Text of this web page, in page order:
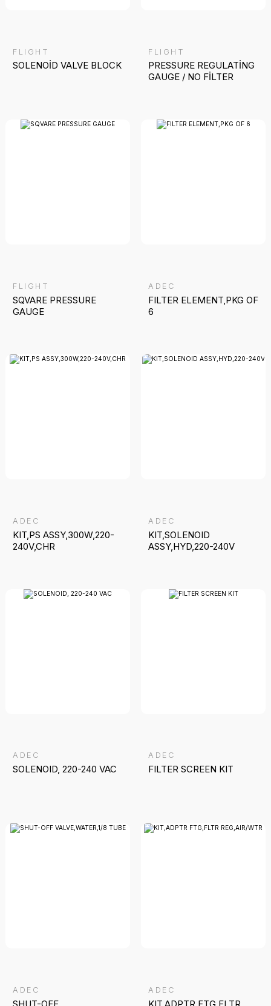
FLIGHT
SOLENOİD VALVE BLOCK
FLIGHT
PRESSURE REGULATİNG
GAUGE / NO FİLTER
FLIGHT
SQVARE PRESSURE
GAUGE
ADEC
FILTER ELEMENT,PKG OF
6
ADEC
KIT,PS ASSY,300W,220-
240V,CHR
ADEC
KIT,SOLENOID
ASSY,HYD,220-240V
ADEC
SOLENOID, 220-240 VAC
ADEC
FILTER SCREEN KIT
ADEC ADEC